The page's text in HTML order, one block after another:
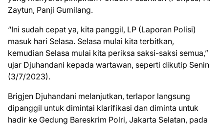
Zaytun, Panji Gumilang.
“Ini sudah cepat ya, kita panggil, LP (Laporan Polisi)
masuk hari Selasa. Selasa mulai kita terbitkan,
kemudian Selasa mulai kita periksa saksi-saksi semua,”
ujar Djuhandani kepada wartawan, seperti dikutip Senin
(3/7/2023).
Brigjen Djuhandani melanjutkan, terlapor langsung
dipanggil untuk dimintai klarifikasi dan diminta untuk
hadir ke Gedung Bareskrim Polri, Jakarta Selatan, pada